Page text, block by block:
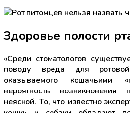
Здоровье полости
«Среди стоматологов
поводу вреда для
оказываемого кошачьими
вероятность возникновения
неясной. То, что известно